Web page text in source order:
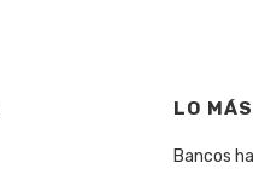
LO
Bancos